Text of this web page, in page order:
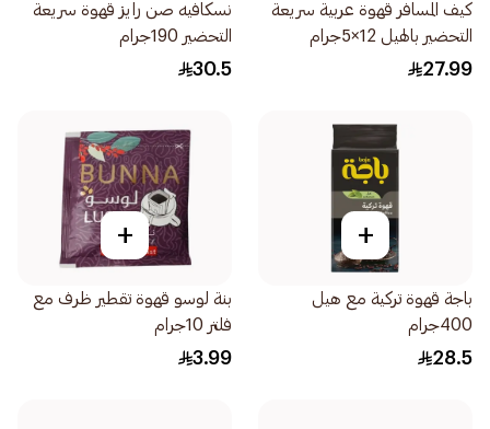
كيف المسافر قهوة عربية سريعة
التحضير بالهيل 12×5جرام
27.99
نسكافيه صن رايز قهوة سريعة
التحضير 190جرام
30.5
+
باجة قهوة تركية مع هيل
400جرام
28.5
+
بنة لوسو قهوة تقطير ظرف مع
فلتر 10جرام
3.99